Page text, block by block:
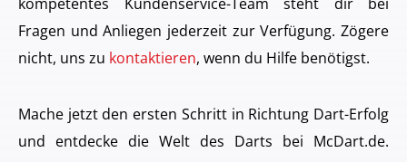
Fragen und Anliegen jederzeit zur Verfügung. Zögere
nicht, uns zu kontaktieren, wenn du Hilfe benötigst.
Mache jetzt den ersten Schritt in Richtung Dart-Erfolg
und entdecke die Welt des Darts bei McDart.de.